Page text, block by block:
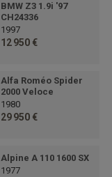
BMW Z3 1.9i '97
CH24336
1997
12 950 €
Alfa Roméo Spider
2000 Veloce
1980
29 950 €
Alpine A 110 1600 SX
1977